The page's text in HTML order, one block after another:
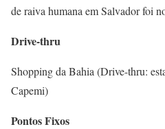
de raiva humana em Salvador foi
Drive-thru
Shopping da Bahia (Drive-thru:
Capemi)
Pontos Fixos